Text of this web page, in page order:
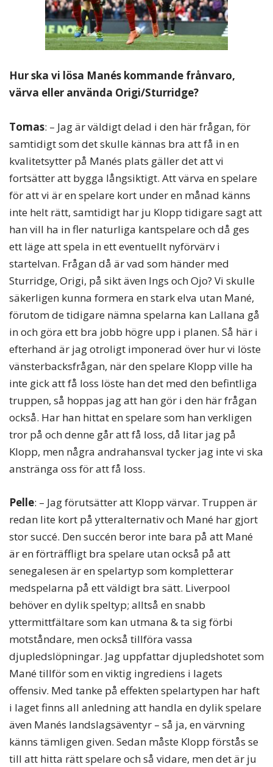
Hur ska vi lösa Manés kommande frånvaro,
värva eller använda Origi/Sturridge?
Tomas: – Jag är väldigt delad i den här frågan, för
samtidigt som det skulle kännas bra att få in en
kvalitetsytter på Manés plats gäller det att vi
fortsätter att bygga långsiktigt. Att värva en spelare
för att vi är en spelare kort under en månad känns
inte helt rätt, samtidigt har ju Klopp tidigare sagt att
han vill ha in fler naturliga kantspelare och då ges
ett läge att spela in ett eventuellt nyförvärv i
startelvan. Frågan då är vad som händer med
Sturridge, Origi, på sikt även Ings och Ojo? Vi skulle
säkerligen kunna formera en stark elva utan Mané,
förutom de tidigare nämna spelarna kan Lallana gå
in och göra ett bra jobb högre upp i planen. Så här i
efterhand är jag otroligt imponerad över hur vi löste
vänsterbacksfrågan, när den spelare Klopp ville ha
inte gick att få loss löste han det med den befintliga
truppen, så hoppas jag att han gör i den här frågan
också. Har han hittat en spelare som han verkligen
tror på och denne går att få loss, då litar jag på
Klopp, men några andrahansval tycker jag inte vi ska
anstränga oss för att få loss.
Pelle: – Jag förutsätter att Klopp värvar. Truppen är
redan lite kort på ytteralternativ och Mané har gjort
stor succé. Den succén beror inte bara på att Mané
är en förträffligt bra spelare utan också på att
senegalesen är en spelartyp som kompletterar
medspelarna på ett väldigt bra sätt. Liverpool
behöver en dylik speltyp; alltså en snabb
yttermittfältare som kan utmana & ta sig förbi
motståndare, men också tillföra vassa
djupledslöpningar. Jag uppfattar djupledshotet som
Mané tillför som en viktig ingrediens i lagets
offensiv. Med tanke på effekten spelartypen har haft
i laget finns all anledning att handla en dylik spelare
även Manés landslagsäventyr – så ja, en värvning
känns tämligen given. Sedan måste Klopp förstås se
till att hitta rätt spelare och så vidare, men det är ju